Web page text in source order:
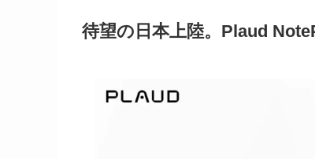
待望の日本上陸。Plaud